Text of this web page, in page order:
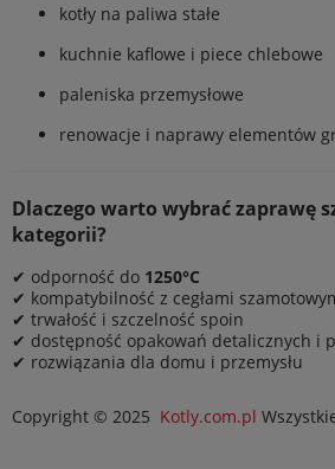
kotły na paliwa stałe
kuchnie kaflowe i piece chlebowe
paleniska przemysłowe
renowacje i naprawy elementów
Dlaczego warto wybrać zaprawę
kategorii?
✔ odporność do 1250°C
✔ kompatybilność z cegłami
✔ trwałość i szczelność spoin
✔ dostępność opakowań detalicznych i
✔ rozwiązania dla domu i przemysłu
Copyright © 2025 Kotly.com.pl